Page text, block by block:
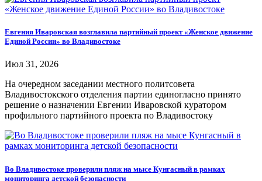
Евгения Иваровская возглавила партийный проект «Женское движение
Единой России» во Владивостоке
Июл 31, 2026
На очередном заседании местного политсовета
Владивостокского отделения партии единогласно принято
решение о назначении Евгении Иваровской куратором
профильного партийного проекта по Владивостоку
Во Владивостоке проверили пляж на мысе Кунгасный в рамках
мониторинга детской безопасности